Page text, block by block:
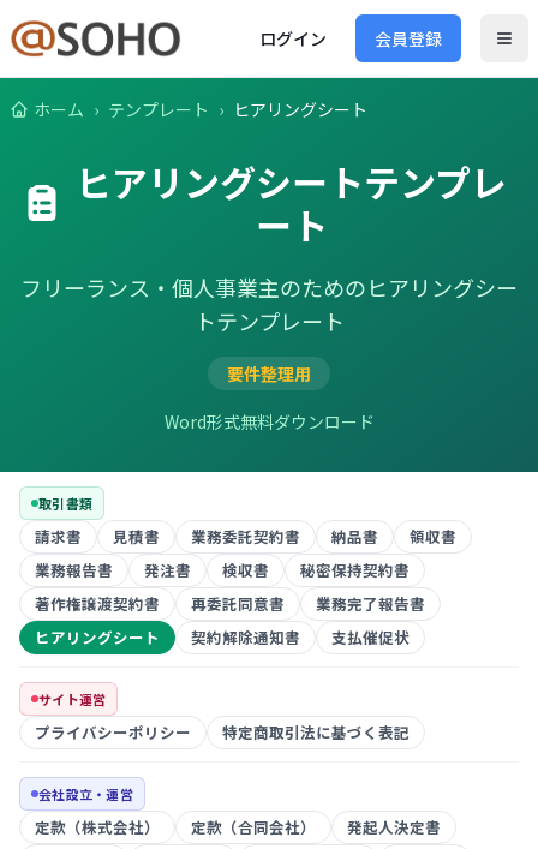
ログイン 会員登録
ホーム › テンプレート › ヒアリングシート
ヒアリングシートテンプレ
ート
フリーランス・個人事業主のためのヒアリングシー
トテンプレート
要件整理用
Word形式無料ダウンロード
取引書類
請求書 見積書 業務委託契約書 納品書
領収書
業務報告書
発注書 検収書
秘密保持契約書
著作権譲渡契約書
再委託同意書
業務完了報告書
ヒアリングシート
契約解除通知書 支払催促状
サイト運営
プライバシーポリシー 特定商取引法に基づく表記
会社設立・運営
定款（株式会社） 定款（合同会社）
発起人決定書